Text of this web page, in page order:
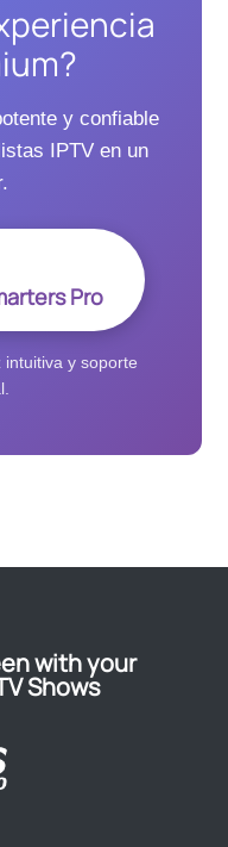
y confiable
IPTV en un
Pro
y soporte
with your
Shows